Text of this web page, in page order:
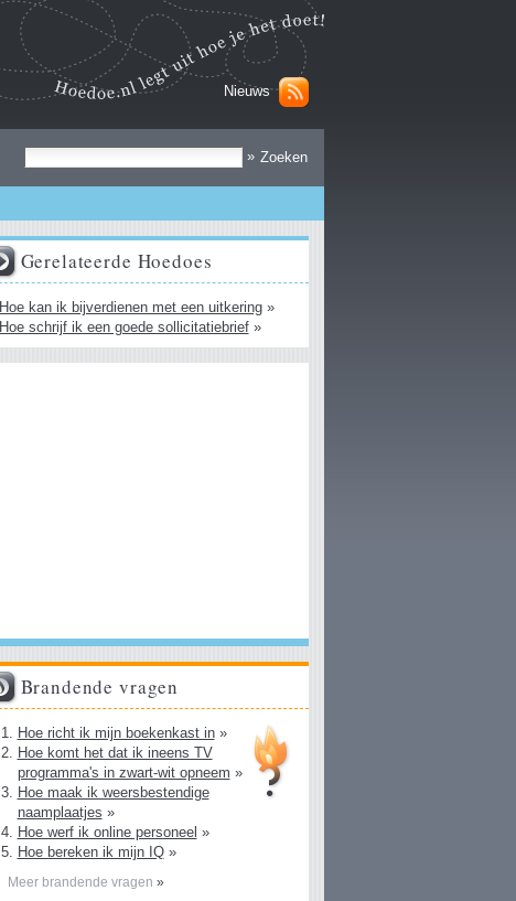
Nieuws
»
Gerelateerde Hoedoes
Hoe kan ik bijverdienen met een uitkering»
Hoe schrijf ik een goede sollicitatiebrief»
Brandende vragen
Hoe richt ik mijn boekenkast in»
Hoe komt het dat ik ineens TV
programma's in zwart-wit opneem »
Hoe maak ik weersbestendige
naamplaatjes »
Hoe werf ik online personeel »
Hoe bereken ik mijn IQ»
Meer brandende vragen »